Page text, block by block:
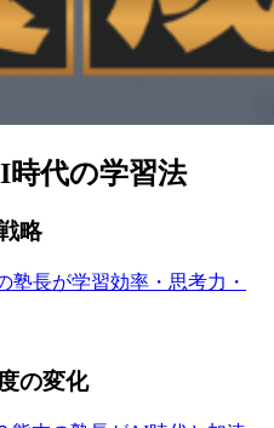
代の学習法
略
塾長が学習効率・思考力・
の変化